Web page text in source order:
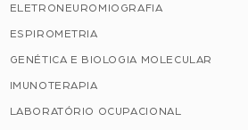
ELETRONEUROMIOGRAFIA
ESPIROMETRIA
GENÉTICA E BIOLOGIA MOLECULAR
IMUNOTERAPIA
LABORATÓRIO OCUPACIONAL